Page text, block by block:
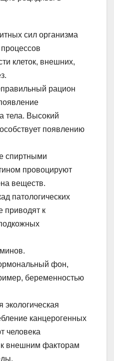
сил организма
клеток, внешних,
рацион
тела. Высокий
появлению
спиртными
провоцируют
веществ.
патологических
приводят к
фон,
беременностью
экологическая
канцерогенных
человека
внешним факторам